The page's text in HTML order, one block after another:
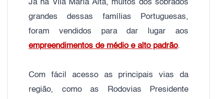
Já na Vila Maria Alta, muitos dos sobrados
grandes dessas famílias Portuguesas,
foram vendidos para dar lugar aos
empreendimentos de médio e alto padrão.
Com fácil acesso as principais vias da
região, como as Rodovias Presidente